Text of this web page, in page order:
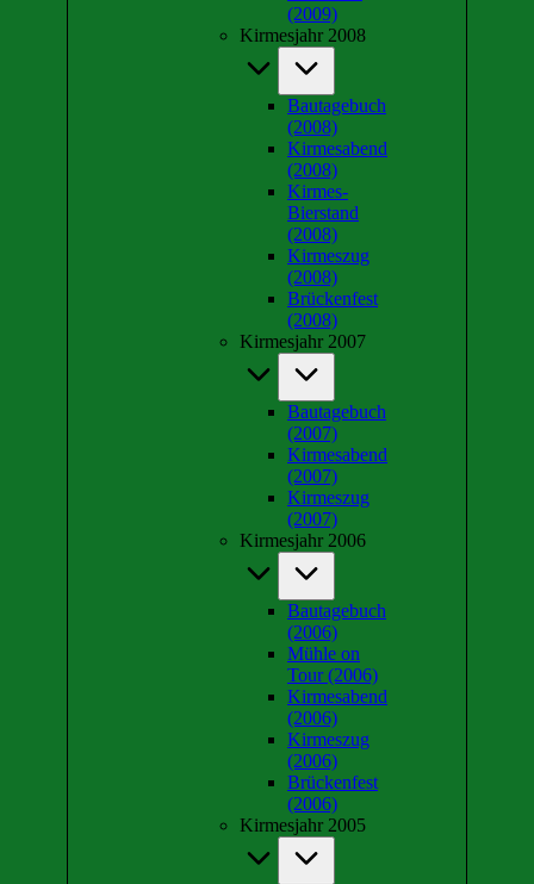
(2009)
Kirmesjahr 2008
Bautagebuch
(2008)
Kirmesabend
(2008)
Kirmes-
Bierstand
(2008)
Kirmeszug
(2008)
Brückenfest
(2008)
Kirmesjahr 2007
Bautagebuch
(2007)
Kirmesabend
(2007)
Kirmeszug
(2007)
Kirmesjahr 2006
Bautagebuch
(2006)
Mühle on
Tour (2006)
Kirmesabend
(2006)
Kirmeszug
(2006)
Brückenfest
(2006)
Kirmesjahr 2005